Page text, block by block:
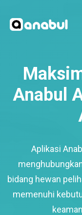
Anabul
Aplikasi
bidang hewan
memenuhi